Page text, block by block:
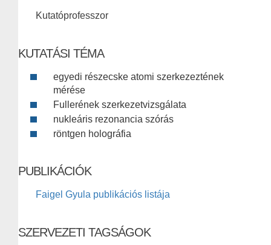
Kutatóprofesszor
KUTATÁSI TÉMA
egyedi részecske atomi szerkezeztének
mérése
Fullerének szerkezetvizsgálata
nukleáris rezonancia szórás
röntgen holográfia
PUBLIKÁCIÓK
Faigel Gyula publikációs listája
SZERVEZETI TAGSÁGOK